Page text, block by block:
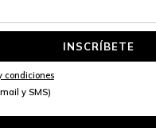
INSCRÍBETE
condiciones
y SMS)